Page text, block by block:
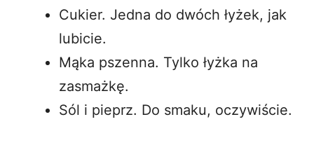
Cukier. Jedna do dwóch łyżek, jak
lubicie.
Mąka pszenna. Tylko łyżka na
zasmażkę.
Sól i pieprz. Do smaku, oczywiście.